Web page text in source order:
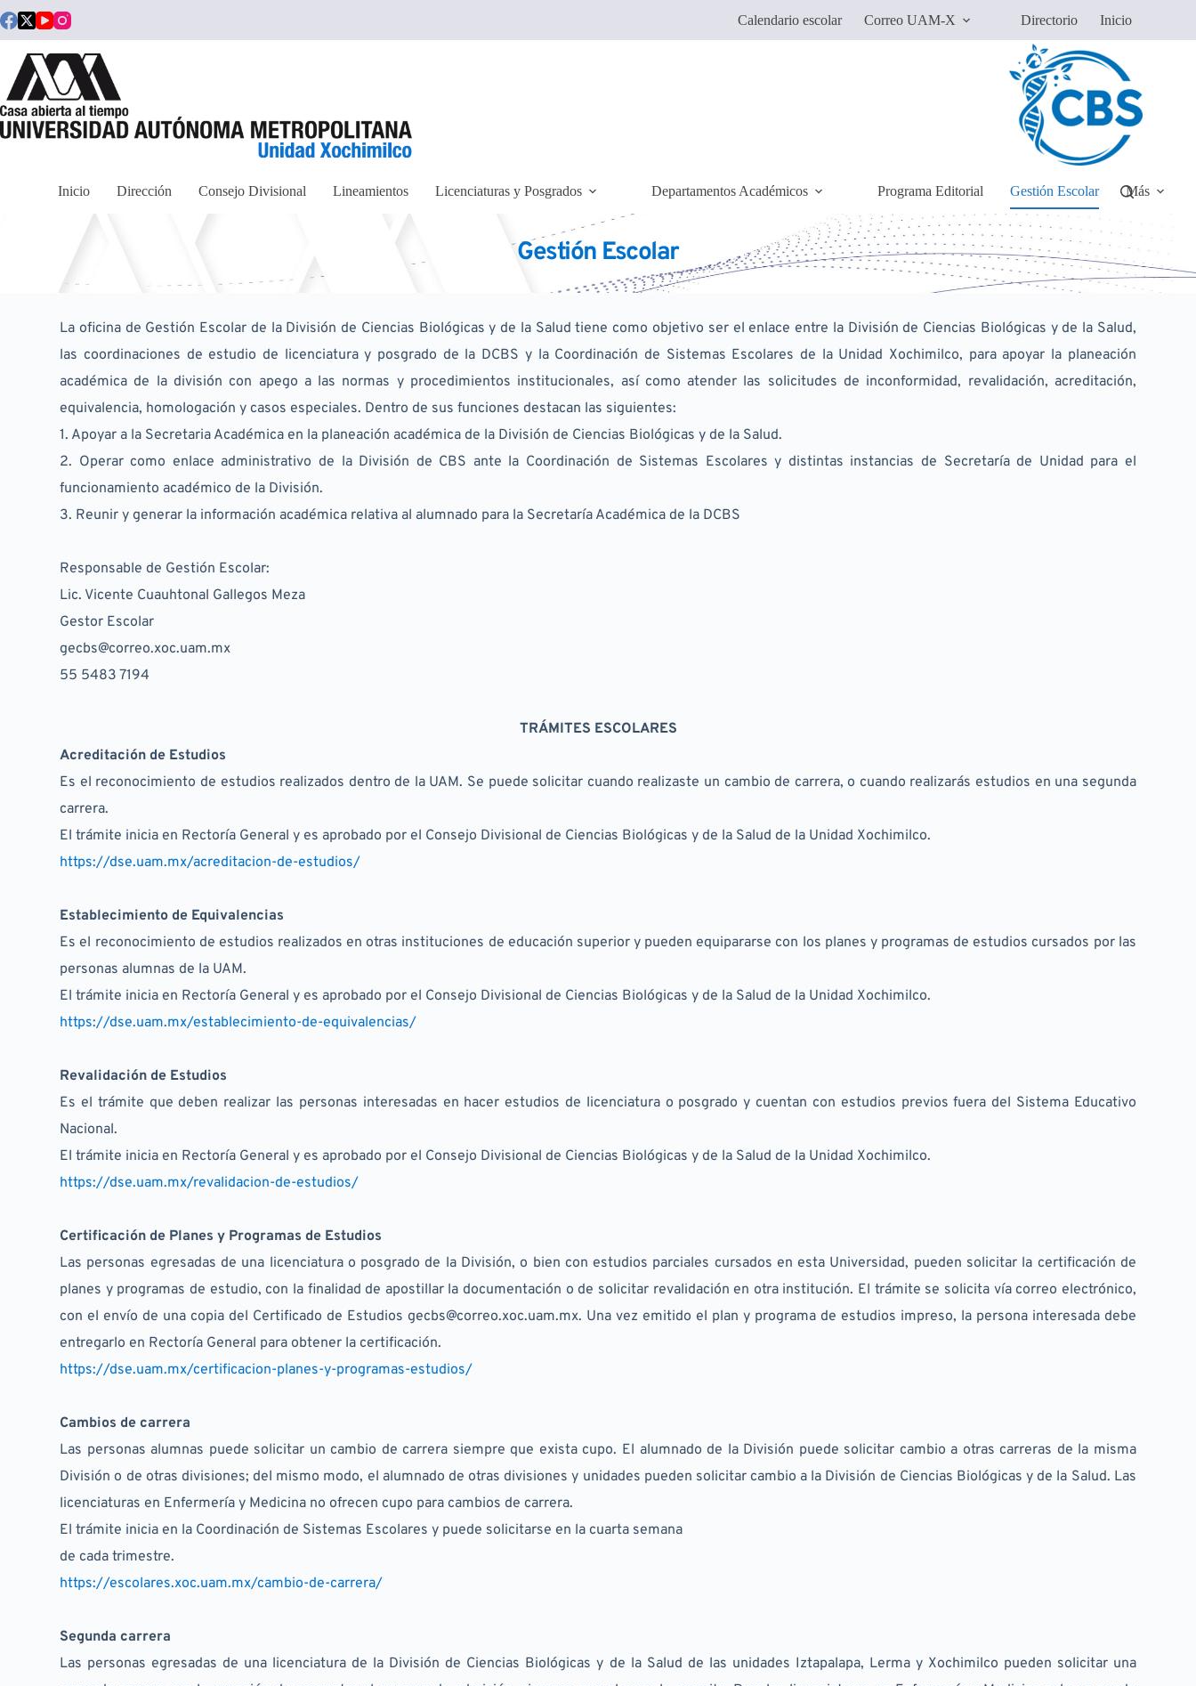
al
contenido
Calendario escolar Correo UAM-X Directorio Inicio
Inicio Dirección Consejo Divisional Lineamientos Licenciaturas y Posgrados Departamentos Académicos Programa Editorial Gestión Escolar Más
Gestión Escolar
La oficina de Gestión Escolar de la División de Ciencias Biológicas y de la Salud tiene como objetivo ser el enlace entre la División de Ciencias Biológicas y de la Salud,
las coordinaciones de estudio de licenciatura y posgrado de la DCBS y la Coordinación de Sistemas Escolares de la Unidad Xochimilco, para apoyar la planeación
académica de la división con apego a las normas y procedimientos institucionales, así como atender las solicitudes de inconformidad, revalidación, acreditación,
equivalencia, homologación y casos especiales. Dentro de sus funciones destacan las siguientes:
1. Apoyar a la Secretaria Académica en la planeación académica de la División de Ciencias Biológicas y de la Salud.
2. Operar como enlace administrativo de la División de CBS ante la Coordinación de Sistemas Escolares y distintas instancias de Secretaría de Unidad para el
funcionamiento académico de la División.
3. Reunir y generar la información académica relativa al alumnado para la Secretaría Académica de la DCBS
Responsable de Gestión Escolar:
Lic. Vicente Cuauhtonal Gallegos Meza
Gestor Escolar
gecbs@correo.xoc.uam.mx
55 5483 7194
TRÁMITES ESCOLARES
Acreditación de Estudios
Es el reconocimiento de estudios realizados dentro de la UAM. Se puede solicitar cuando realizaste un cambio de carrera, o cuando realizarás estudios en una segunda
carrera.
El trámite inicia en Rectoría General y es aprobado por el Consejo Divisional de Ciencias Biológicas y de la Salud de la Unidad Xochimilco.
https://dse.uam.mx/acreditacion-de-estudios/
Establecimiento de Equivalencias
Es el reconocimiento de estudios realizados en otras instituciones de educación superior y pueden equipararse con los planes y programas de estudios cursados por las
personas alumnas de la UAM.
El trámite inicia en Rectoría General y es aprobado por el Consejo Divisional de Ciencias Biológicas y de la Salud de la Unidad Xochimilco.
https://dse.uam.mx/establecimiento-de-equivalencias/
Revalidación de Estudios
Es el trámite que deben realizar las personas interesadas en hacer estudios de licenciatura o posgrado y cuentan con estudios previos fuera del Sistema Educativo
Nacional.
El trámite inicia en Rectoría General y es aprobado por el Consejo Divisional de Ciencias Biológicas y de la Salud de la Unidad Xochimilco.
https://dse.uam.mx/revalidacion-de-estudios/
Certificación de Planes y Programas de Estudios
Las personas egresadas de una licenciatura o posgrado de la División, o bien con estudios parciales cursados en esta Universidad, pueden solicitar la certificación de
planes y programas de estudio, con la finalidad de apostillar la documentación o de solicitar revalidación en otra institución. El trámite se solicita vía correo electrónico,
con el envío de una copia del Certificado de Estudios gecbs@correo.xoc.uam.mx. Una vez emitido el plan y programa de estudios impreso, la persona interesada debe
entregarlo en Rectoría General para obtener la certificación.
https://dse.uam.mx/certificacion-planes-y-programas-estudios/
Cambios de carrera
Las personas alumnas puede solicitar un cambio de carrera siempre que exista cupo. El alumnado de la División puede solicitar cambio a otras carreras de la misma
División o de otras divisiones; del mismo modo, el alumnado de otras divisiones y unidades pueden solicitar cambio a la División de Ciencias Biológicas y de la Salud. Las
licenciaturas en Enfermería y Medicina no ofrecen cupo para cambios de carrera.
El trámite inicia en la Coordinación de Sistemas Escolares y puede solicitarse en la cuarta semana
de cada trimestre.
https://escolares.xoc.uam.mx/cambio-de-carrera/
Segunda carrera
Las personas egresadas de una licenciatura de la División de Ciencias Biológicas y de la Salud de las unidades Iztapalapa, Lerma y Xochimilco pueden solicitar una